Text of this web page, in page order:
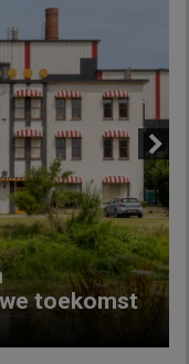
toekomst
Next